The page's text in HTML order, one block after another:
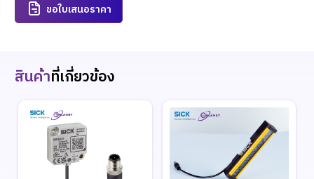
ขอใบเสนอราคา
สินค้าที่เกี่ยวข้อง